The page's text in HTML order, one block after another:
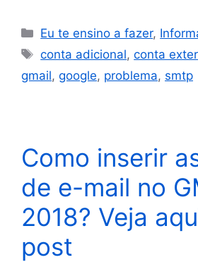
Eu te ensino a fazer,
conta adicional,conta
gmail, google, problema, smtp
Como inserir
de e-mail no
2018? Veja
post